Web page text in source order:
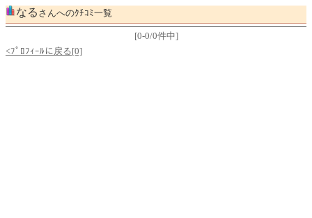
なる さんへのｸﾁｺﾐ一覧
[0-0/0件中]
<ﾌﾟﾛﾌｨｰﾙに戻る[0]